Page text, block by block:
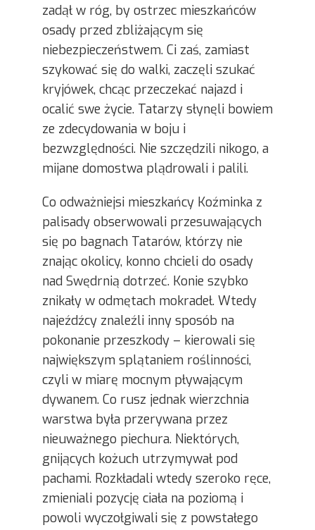
zadął w róg, by ostrzec mieszkańców
osady przed zbliżającym się
niebezpieczeństwem. Ci zaś, zamiast
szykować się do walki, zaczęli szukać
kryjówek, chcąc przeczekać najazd i
ocalić swe życie. Tatarzy słynęli bowiem
ze zdecydowania w boju i
bezwzględności. Nie szczędzili nikogo, a
mijane domostwa plądrowali i palili.
Co odważniejsi mieszkańcy Koźminka z
palisady obserwowali przesuwających
się po bagnach Tatarów, którzy nie
znając okolicy, konno chcieli do osady
nad Swędrnią dotrzeć. Konie szybko
znikały w odmętach mokradeł. Wtedy
najeźdźcy znaleźli inny sposób na
pokonanie przeszkody – kierowali się
największym splątaniem roślinności,
czyli w miarę mocnym pływającym
dywanem. Co rusz jednak wierzchnia
warstwa była przerywana przez
nieuważnego piechura. Niektórych,
gnijących kożuch utrzymywał pod
pachami. Rozkładali wtedy szeroko ręce,
zmieniali pozycję ciała na poziomą i
powoli wyczołgiwali się z powstałego